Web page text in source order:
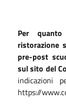
Per
ristorazione
pre-post
sul sito del
indicazioni
https://